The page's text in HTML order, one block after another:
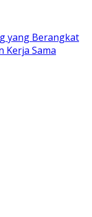
yang Berangkat
Kerja Sama